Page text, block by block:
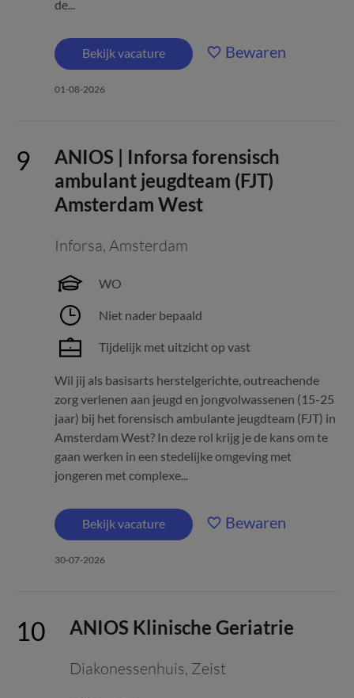
de...
Bekijk vacature Bewaren
01-08-2026
ANIOS | Inforsa forensisch
ambulant jeugdteam (FJT)
Amsterdam West
Inforsa, Amsterdam
WO
Niet nader bepaald
Tijdelijk met uitzicht op vast
Wil jij als basisarts herstelgerichte, outreachende
zorg verlenen aan jeugd en jongvolwassenen (15-25
jaar) bij het forensisch ambulante jeugdteam (FJT) in
Amsterdam West? In deze rol krijg je de kans om te
gaan werken in een stedelijke omgeving met
jongeren met complexe...
Bekijk vacature Bewaren
30-07-2026
ANIOS Klinische Geriatrie
Diakonessenhuis, Zeist